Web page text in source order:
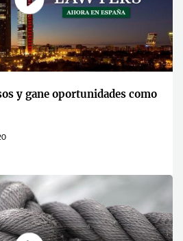
y gane oportunidades como